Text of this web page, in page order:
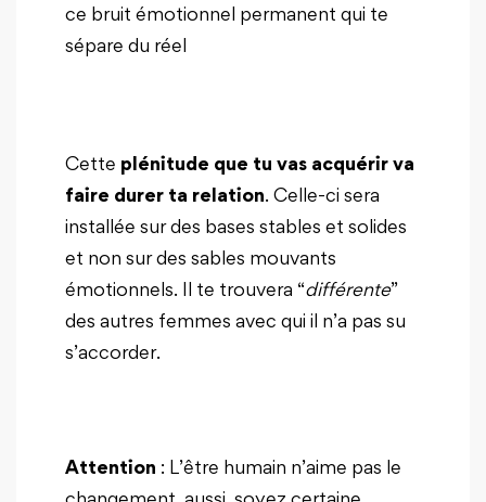
ce bruit émotionnel permanent qui te
sépare du réel
Cette plénitude que tu vas acquérir va
faire durer ta relation. Celle-ci sera
installée sur des bases stables et solides
et non sur des sables mouvants
émotionnels. Il te trouvera “différente”
des autres femmes avec qui il n’a pas su
s’accorder.
Attention : L’être humain n’aime pas le